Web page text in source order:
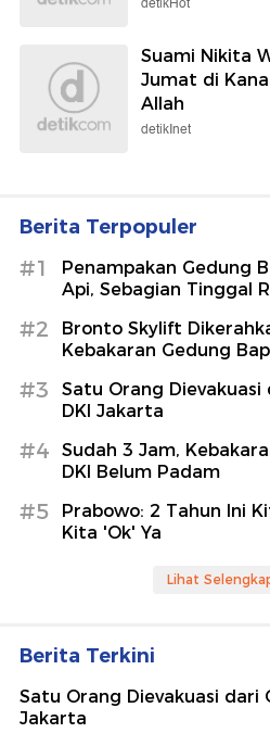
Suami Nikita
Jumat di
Allah
detikInet
Berita Terpopuler
#1
Penampakan Gedung
Api, Sebagian Tinggal
#2
Bronto Skylift
Kebakaran Gedung
#3
Satu Orang
DKI Jakarta
#4
Sudah 3 Jam,
DKI Belum Padam
#5
Prabowo: 2 Tahun Ini
Kita 'Ok' Ya
Lihat
Berita Terkini
Satu Orang Dievakuasi dari
Jakarta